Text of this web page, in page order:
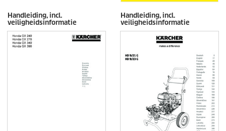
Handleiding, incl.
veiligheidsinformatie
Handleiding, incl.
veiligheidsinformatie